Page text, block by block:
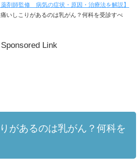
剤師監修 病気の症状・原因・治療法を解説】
いしこりがあるのは乳がん？何科を受診すべ
Sponsored Link
があるのは乳がん？何科を